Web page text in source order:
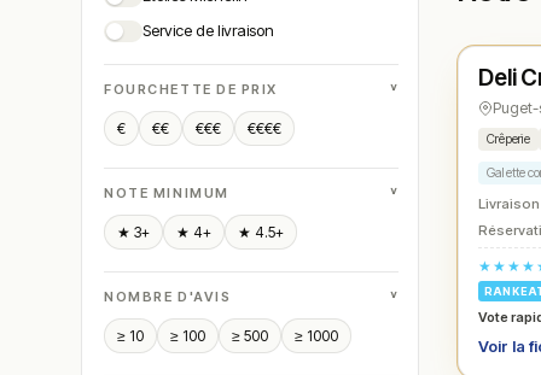
Service de livraison
FOURCHETTE DE PRIX ˅
€ €€ €€€ €€€€
NOTE MINIMUM ˅
★ 3+ ★ 4+ ★ 4.5+
NOMBRE D'AVIS ˅
≥ 10 ≥ 100 ≥ 500 ≥ 1000
★ N°
Deli
Crêperie
Galette
Livraison
Vote
Voir la